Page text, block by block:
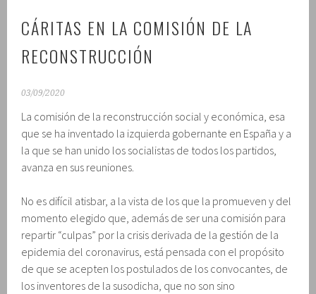
CÁRITAS EN LA COMISIÓN DE LA
RECONSTRUCCIÓN
03/09/2020
La comisión de la reconstrucción social y económica, esa
que se ha inventado la izquierda gobernante en España y a
la que se han unido los socialistas de todos los partidos,
avanza en sus reuniones.
No es difícil atisbar, a la vista de los que la promueven y del
momento elegido que, además de ser una comisión para
repartir “culpas” por la crisis derivada de la gestión de la
epidemia del coronavirus, está pensada con el propósito
de que se acepten los postulados de los convocantes, de
los inventores de la susodicha, que no son sino